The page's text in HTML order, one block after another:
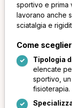
sportivo e prima
lavorano anche
sciatalgia e
Come
Tipologia
elencate
sportivo,
fisioterapia.